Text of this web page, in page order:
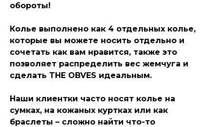
обороты!
Колье выполнено как 4 отдельных колье,
которые вы можете носить отдельно и
сочетать как вам нравится, также это
позволяет распределить вес жемчуга и
сделать THE OBVES идеальным.
Наши клиентки часто носят колье на
сумках, на кожаных куртках или как
браслеты – сложно найти что-то